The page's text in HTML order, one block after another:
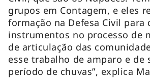
grupos em Contagem, e eles
formação na Defesa Civil para
instrumentos no processo de
de articulação das
esse trabalho de amparo e de
período de chuvas”, explica